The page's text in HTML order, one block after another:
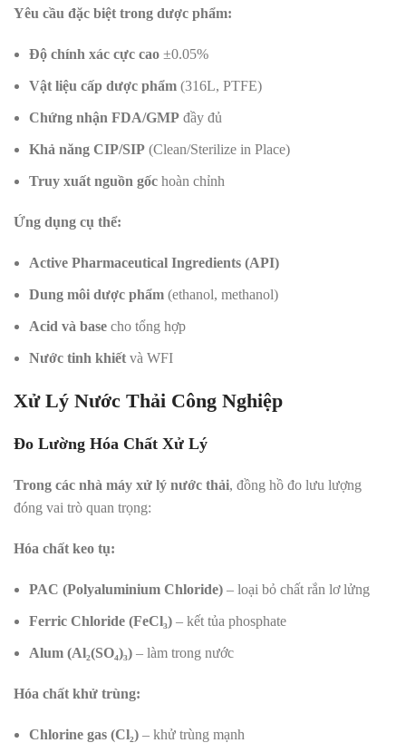
Yêu cầu đặc biệt trong dược phẩm:
Độ chính xác cực cao ±0.05%
Vật liệu cấp dược phẩm (316L, PTFE)
Chứng nhận FDA/GMP đầy đủ
Khả năng CIP/SIP (Clean/Sterilize in Place)
Truy xuất nguồn gốc hoàn chỉnh
Ứng dụng cụ thể:
Active Pharmaceutical Ingredients (API)
Dung môi dược phẩm (ethanol, methanol)
Acid và base cho tổng hợp
Nước tinh khiết và WFI
Xử Lý Nước Thải Công Nghiệp
Đo Lường Hóa Chất Xử Lý
Trong các nhà máy xử lý nước thải, đồng hồ đo lưu lượng
đóng vai trò quan trọng:
Hóa chất keo tụ:
PAC (Polyaluminium Chloride) – loại bỏ chất rắn lơ lửng
Ferric Chloride (FeCl₃) – kết tủa phosphate
Alum (Al₂(SO₄)₃) – làm trong nước
Hóa chất khử trùng:
Chlorine gas (Cl₂) – khử trùng mạnh